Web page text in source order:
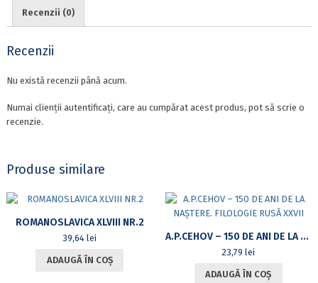
Recenzii (0)
Recenzii
Nu există recenzii până acum.
Numai clienții autentificați, care au cumpărat acest produs, pot să scrie o
recenzie.
Produse similare
ROMANOSLAVICA XLVIII NR.2
39,64 lei
ADAUGĂ ÎN COȘ
A.P.CEHOV – 150 DE ANI DE LA NAȘTERE. FILOLOGIE RUSĂ XXVII
23,79 lei
ADAUGĂ ÎN COȘ